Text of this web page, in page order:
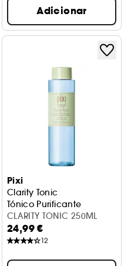
Adicionar
Pixi
Clarity Tonic
Tónico Purificante
CLARITY TONIC 250ML
24,99 €
12